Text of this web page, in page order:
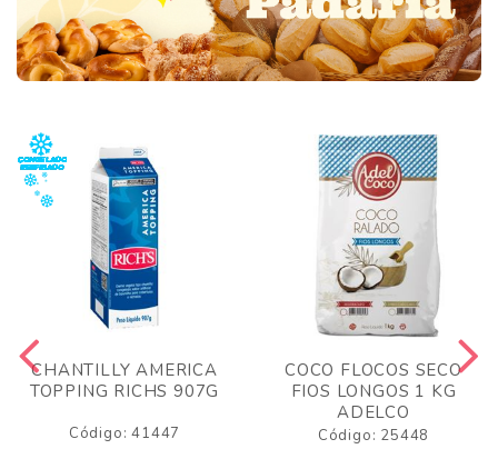
CHANTILLY AMERICA
TOPPING RICHS 907G
Código: 41447
COCO FLOCOS SECO
FIOS LONGOS 1 KG
ADELCO
Código: 25448